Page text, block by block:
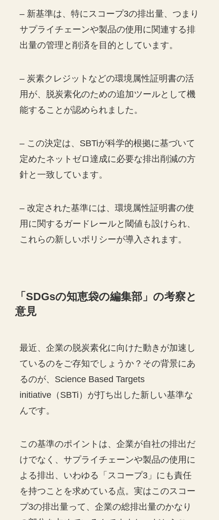
– 新基準は、特にスコープ3の排出量、つまり
サプライチェーンや製品の使用に関連する排
出量の管理と削済を目的としています。
– 炭素クレジットなどの環境属性証明書の活
用が、脱炭素化のための追加ツールとして機
能することが認められました。
– この決定は、SBTiが科学的根拠に基づいて
定めたネットゼロ達成に必要な排出削減の方
針と一致しています。
– 改定された基準には、環境属性証明書の使
用に関するガードレールと閾値も設けられ、
これらの新しいポリシーが導入されます。
「SDGsの知恵袋の編集部」の考察と
意見
最近、企業の脱炭素化に向けた動きが加速し
ているのをご存知でしょうか？その背景にあ
るのが、Science Based Targets
initiative（SBTi）が打ち出した新しい基準な
んです。
この基準のポイントは、企業が自社の排出だ
けでなく、サプライチェーンや製品の使用に
よる排出、いわゆる「スコープ3」にも責任
を持つことを求めている点。実はこのスコー
プ3の排出量って、企業の総排出量のかなり